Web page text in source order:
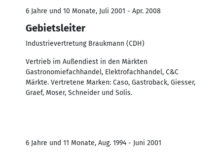
6 Jahre und 10 Monate, Juli 2001 - Apr. 2008
Gebietsleiter
Industrievertretung Braukmann (CDH)
Vertrieb im Außendiest in den Märkten
Gastronomiefachhandel, Elektrofachhandel, C&C
Märkte. Vertretene Marken: Caso, Gastroback, Giesser,
Graef, Moser, Schneider und Solis.
6 Jahre und 11 Monate, Aug. 1994 - Juni 2001